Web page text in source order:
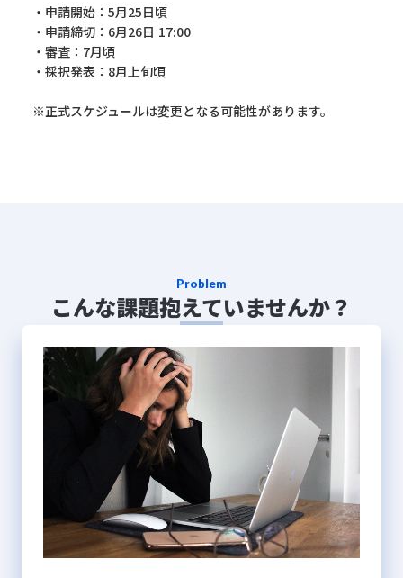
・申請開始：5月25日頃
・申請締切：6月26日 17:00
・審査：7月頃
・採択発表：8月上旬頃
※正式スケジュールは変更となる可能性があります。
Problem
こんな課題抱えていませんか？